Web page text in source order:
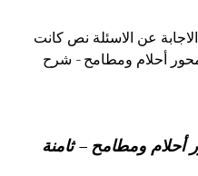
عن الاسئلة نص كانت
5 الخامس محور أحلام ومطامح - شرح
ومطامح – ثامنة